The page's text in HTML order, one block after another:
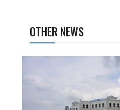
OTHER NEWS